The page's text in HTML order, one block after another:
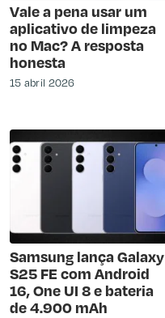
Vale a pena usar um
aplicativo de limpeza
no Mac? A resposta
honesta
15 abril 2026
Samsung lança Galaxy
S25 FE com Android
16, One UI 8 e bateria
de 4.900 mAh